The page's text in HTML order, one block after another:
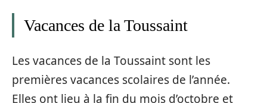
Vacances de la Toussaint
Les vacances de la Toussaint sont les
premières vacances scolaires de l’année.
Elles ont lieu à la fin du mois d’octobre et